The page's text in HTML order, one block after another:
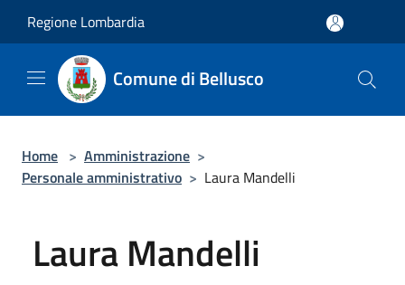
Regione Lombardia
Comune di Bellusco
Home > Amministrazione >
Personale amministrativo > Laura Mandelli
Laura Mandelli